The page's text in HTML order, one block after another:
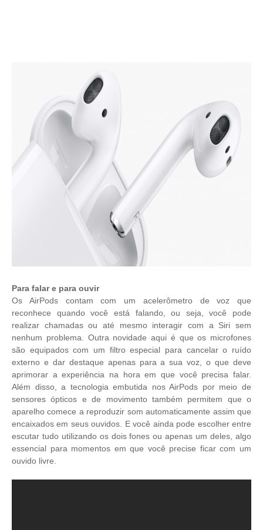
Para falar e para ouvir
Os AirPods contam com um acelerômetro de voz que
reconhece quando você está falando, ou seja, você pode
realizar chamadas ou até mesmo interagir com a Siri sem
nenhum problema. Outra novidade aqui é que os microfones
são equipados com um filtro especial para cancelar o ruído
externo e dar destaque apenas para a sua voz, o que deve
aprimorar a experiência na hora em que você precisa falar.
Além disso, a tecnologia embutida nos AirPods por meio de
sensores ópticos e de movimento também permitem que o
aparelho comece a reproduzir som automaticamente assim que
encaixados em seus ouvidos. E você ainda pode escolher entre
escutar tudo utilizando os dois fones ou apenas um deles, algo
essencial para momentos em que você precise ficar com um
ouvido livre.